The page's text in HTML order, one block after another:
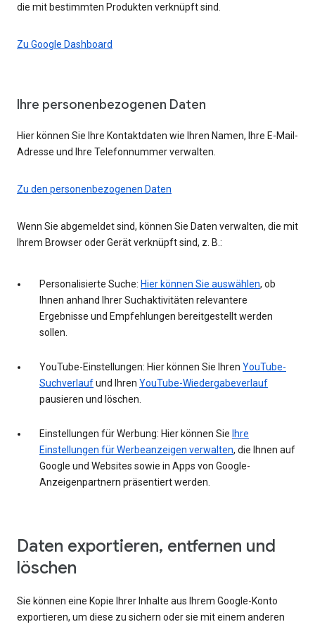
die mit bestimmten Produkten verknüpft sind.
Zu Google Dashboard
Ihre personenbezogenen Daten
Hier können Sie Ihre Kontaktdaten wie Ihren Namen, Ihre E-Mail-
Adresse und Ihre Telefonnummer verwalten.
Zu den personenbezogenen Daten
Wenn Sie abgemeldet sind, können Sie Daten verwalten, die mit
Ihrem Browser oder Gerät verknüpft sind, z. B.:
Personalisierte Suche: Hier können Sie auswählen, ob
Ihnen anhand Ihrer Suchaktivitäten relevantere
Ergebnisse und Empfehlungen bereitgestellt werden
sollen.
YouTube-Einstellungen: Hier können Sie Ihren YouTube-
Suchverlaufund Ihren YouTube-Wiedergabeverlauf
pausieren und löschen.
Einstellungen für Werbung: Hier können Sie Ihre
Einstellungen für Werbeanzeigen verwalten, die Ihnen auf
Google und Websites sowie in Apps von Google-
Anzeigenpartnern präsentiert werden.
Daten exportieren, entfernen und
löschen
Sie können eine Kopie Ihrer Inhalte aus Ihrem Google-Konto
exportieren, um diese zu sichern oder sie mit einem anderen